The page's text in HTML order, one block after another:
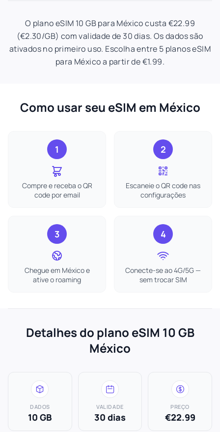
O plano eSIM 10 GB para México custa €22.99
(€2.30/GB) com validade de 30 dias. Os dados são
ativados no primeiro uso. Escolha entre 5 planos eSIM
para México a partir de €1.99.
Como usar seu eSIM em México
1
Compre e receba o QR
code por email
2
Escaneie o QR code nas
configurações
3
Chegue em México e
ative o roaming
4
Conecte-se ao 4G/5G —
sem trocar SIM
Detalhes do plano eSIM 10 GB
México
DADOS
10 GB
VALIDADE
30 dias
PREÇO
€22.99